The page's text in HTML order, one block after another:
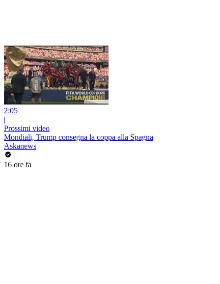
2:05
|
Prossimi video
Mondiali, Trump consegna la coppa alla Spagna
Askanews
16 ore fa